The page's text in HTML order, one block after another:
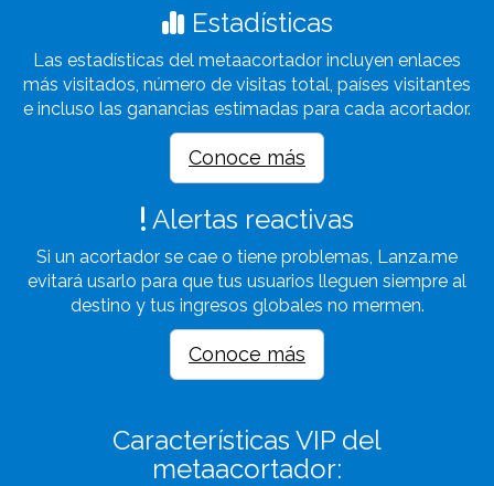
Estadísticas
Las estadísticas del metaacortador incluyen enlaces
más visitados, número de visitas total, países visitantes
e incluso las ganancias estimadas para cada acortador.
Conoce más
Alertas reactivas
Si un acortador se cae o tiene problemas, Lanza.me
evitará usarlo para que tus usuarios lleguen siempre al
destino y tus ingresos globales no mermen.
Conoce más
Características VIP del
metaacortador: